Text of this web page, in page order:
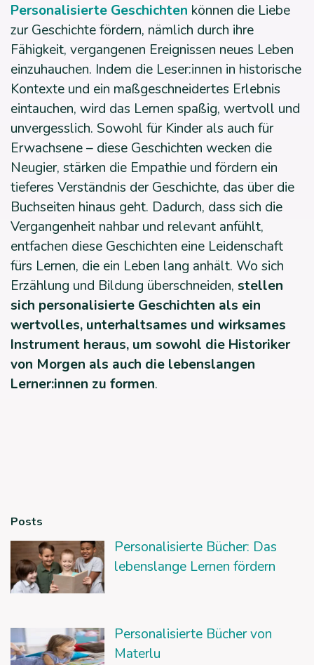
Personalisierte Geschichten können die Liebe
zur Geschichte fördern, nämlich durch ihre
Fähigkeit, vergangenen Ereignissen neues Leben
einzuhauchen. Indem die Leser:innen in historische
Kontexte und ein maßgeschneidertes Erlebnis
eintauchen, wird das Lernen spaßig, wertvoll und
unvergesslich. Sowohl für Kinder als auch für
Erwachsene – diese Geschichten wecken die
Neugier, stärken die Empathie und fördern ein
tieferes Verständnis der Geschichte, das über die
Buchseiten hinaus geht. Dadurch, dass sich die
Vergangenheit nahbar und relevant anfühlt,
entfachen diese Geschichten eine Leidenschaft
fürs Lernen, die ein Leben lang anhält. Wo sich
Erzählung und Bildung überschneiden, stellen
sich personalisierte Geschichten als ein
wertvolles, unterhaltsames und wirksames
Instrument heraus, um sowohl die Historiker
von Morgen als auch die lebenslangen
Lerner:innen zu formen.
Posts
Personalisierte Bücher: Das
lebenslange Lernen fördern
Personalisierte Bücher von
Materlu